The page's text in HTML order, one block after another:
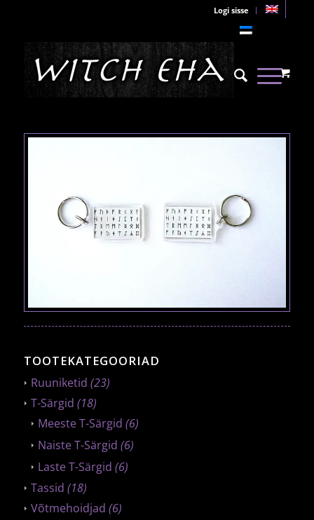
Logi sisse
TOOTEKATEGOORIAD
Ruuniketid (23)
T-Särgid (18)
Meeste T-Särgid (6)
Naiste T-Särgid (6)
Laste T-Särgid (6)
Tassid (18)
Võtmehoidjad (6)